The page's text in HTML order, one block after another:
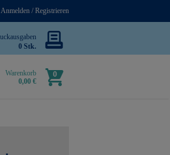
Anmelden / Registrieren
0 Stk.
Warenkorb
0,00 €
0